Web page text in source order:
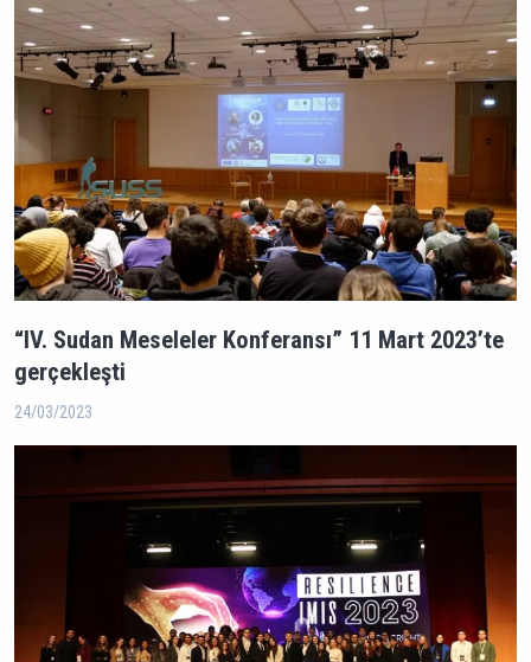
“IV. Sudan Meseleler Konferansı” 11 Mart 2023’te
gerçekleşti
24/03/2023